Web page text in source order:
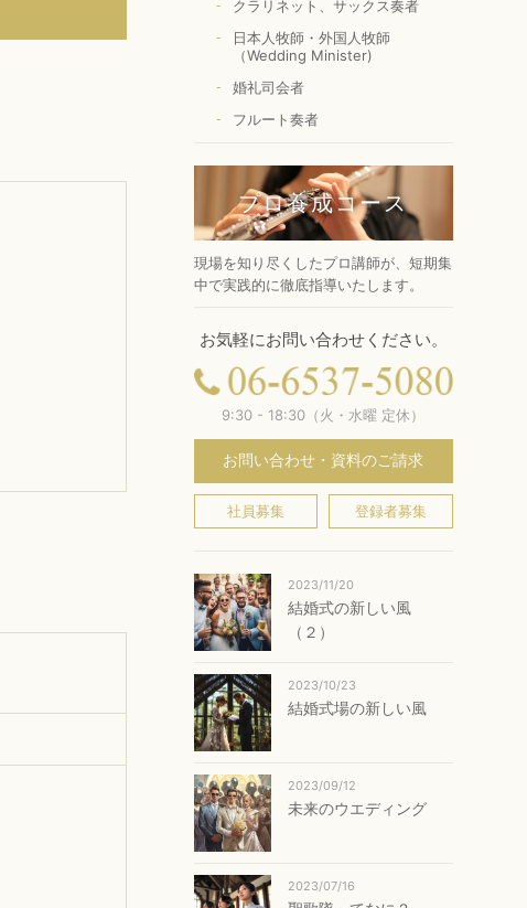
クラリネット、サックス奏者
日本人牧師・外国人牧師
（Wedding Minister)
婚礼司会者
フルート奏者
プロ養成コース
現場を知り尽くしたプロ講師が、短期集
中で実践的に徹底指導いたします。
お気軽にお問い合わせください。
9:30 - 18:30（火・水曜 定休）
お問い合わせ・資料のご請求
社員募集 登録者募集
2023/11/20
結婚式の新しい風
（２）
2023/10/23
結婚式場の新しい風
2023/09/12
未来のウエディング
2023/07/16